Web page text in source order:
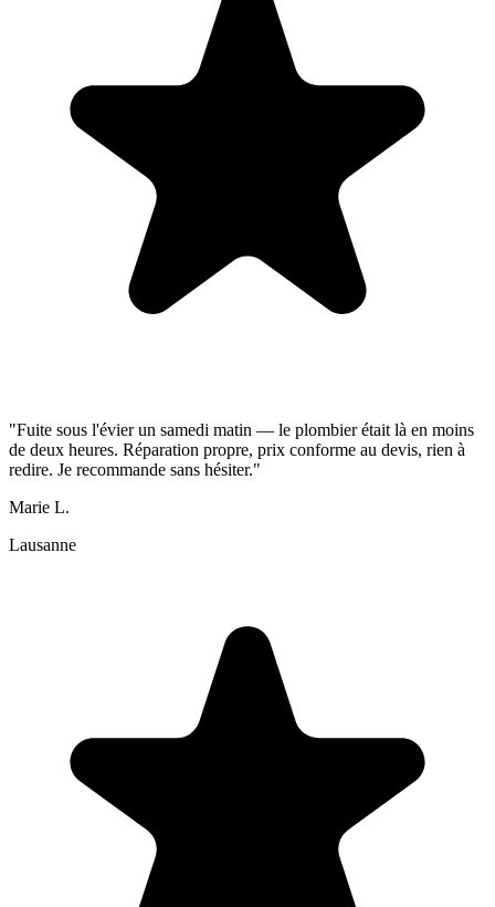
"Fuite sous l'évier un samedi matin — le plombier était là en moins
de deux heures. Réparation propre, prix conforme au devis, rien à
redire. Je recommande sans hésiter."
Marie L.
Lausanne